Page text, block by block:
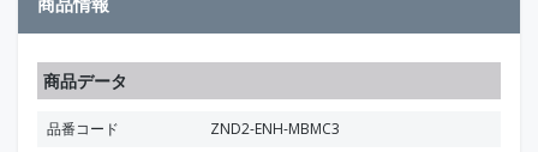
商品データ
品番コード
ZND2-ENH-MBMC3